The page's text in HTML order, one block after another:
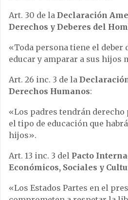
Art. 30 de la Declaración
Derechos y Deberes del
«Toda persona tiene el deber
educar y amparar a sus hijos
Art. 26 inc. 3 de la
Derechos Humanos:
«Los padres tendrán derecho
el tipo de educación que
hijos».
Art. 13 inc. 3 del Pacto
Económicos, Sociales y
«Los Estados Partes en el